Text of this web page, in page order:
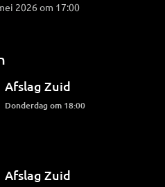
2026 om 17:00
Afslag Zuid
donderdag om 18:00
Afslag Zuid